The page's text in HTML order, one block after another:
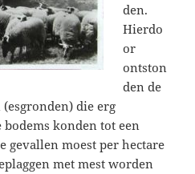
den.
Hierdo
or
ontston
den de
die erg
konden tot een
gevallen moest per hectare
met mest worden